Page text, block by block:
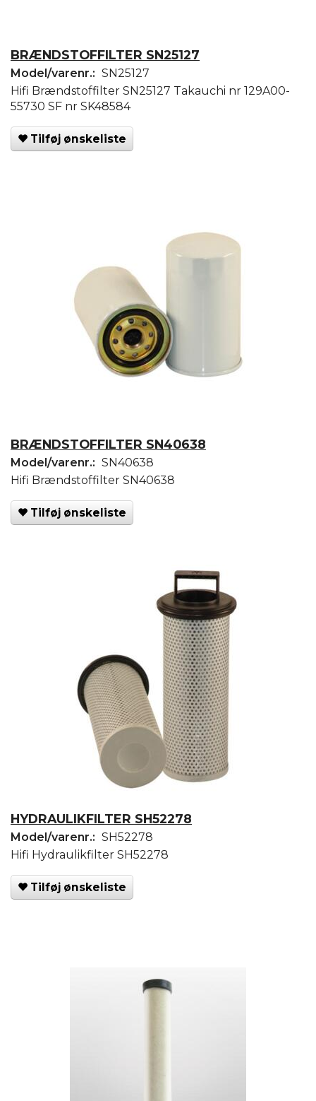
BRÆNDSTOFFILTER SN25127
Model/varenr.: SN25127
Hifi Brændstoffilter SN25127 Takauchi nr 129A00-
55730 SF nr SK48584
Tilføj ønskeliste
BRÆNDSTOFFILTER SN40638
Model/varenr.: SN40638
Hifi Brændstoffilter SN40638
Tilføj ønskeliste
HYDRAULIKFILTER SH52278
Model/varenr.: SH52278
Hifi Hydraulikfilter SH52278
Tilføj ønskeliste